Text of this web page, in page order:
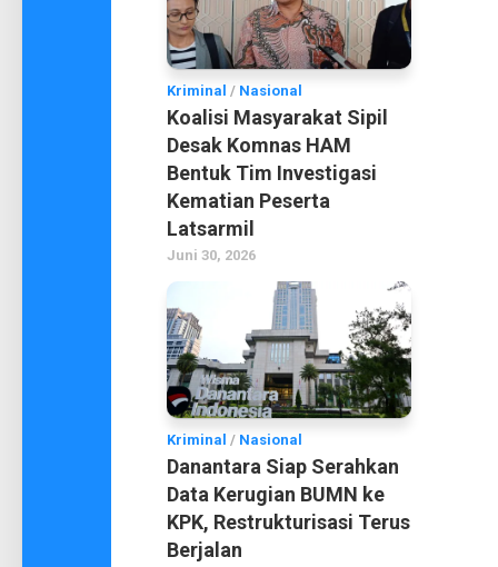
Kriminal / Nasional
Koalisi Masyarakat Sipil
Desak Komnas HAM
Bentuk Tim Investigasi
Kematian Peserta
Latsarmil
Juni 30, 2026
Kriminal / Nasional
Danantara Siap Serahkan
Data Kerugian BUMN ke
KPK, Restrukturisasi Terus
Berjalan